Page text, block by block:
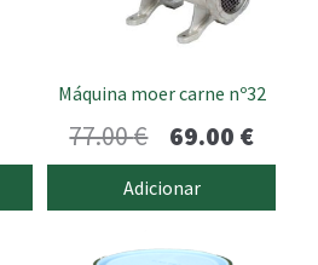
Máquina moer carne nº32
77.00€
preço
original
era:
69.00 €O
preço
atual
Adicionar